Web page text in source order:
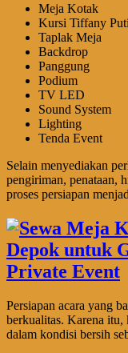
Meja Kotak
Kursi Tiffany
Taplak Meja
Backdrop
Panggung
Podium
TV LED
Sound System
Lighting
Tenda Event
Selain menyediakan
pengiriman, penataan,
proses persiapan
Persiapan acara yang
berkualitas. Karena itu,
dalam kondisi bersih